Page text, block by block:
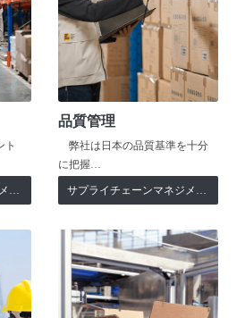
ト
サプライチェーンマネジメント
品質管理
弊社は日本の品質基準を十分
に把握…
サプライチェーンマネジメント